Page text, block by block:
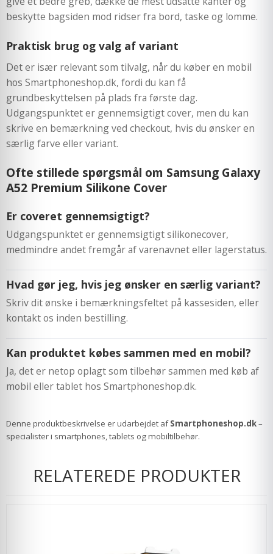
beskytte bagsiden mod ridser fra bord, taske og lomme.
Praktisk brug og valg af variant
Det er især relevant som tilvalg, når du køber en mobil
hos Smartphoneshop.dk, fordi du kan få
grundbeskyttelsen på plads fra første dag.
Udgangspunktet er gennemsigtigt cover, men du kan
skrive en bemærkning ved checkout, hvis du ønsker en
særlig farve eller variant.
Ofte stillede spørgsmål om Samsung Galaxy
A52 Premium Silikone Cover
Er coveret gennemsigtigt?
Udgangspunktet er gennemsigtigt silikonecover,
medmindre andet fremgår af varenavnet eller lagerstatus.
Hvad gør jeg, hvis jeg ønsker en særlig variant?
Skriv dit ønske i bemærkningsfeltet på kassesiden, eller
kontakt os inden bestilling.
Kan produktet købes sammen med en mobil?
Ja, det er netop oplagt som tilbehør sammen med køb af
mobil eller tablet hos Smartphoneshop.dk.
Denne produktbeskrivelse er udarbejdet afSmartphoneshop.dk–
specialister i smartphones, tablets og mobiltilbehør.
RELATEREDE PRODUKTER